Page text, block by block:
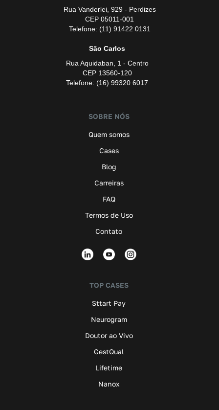
Rua Vanderlei, 929 - Perdizes
CEP 05011-001
Telefone: (11) 91422 0131
São Carlos
Rua Aquidaban, 1 - Centro
CEP 13560-120
Telefone: (16) 99320 6017
SOBRE NÓS
Quem somos
Cases
Blog
Carreiras
FAQ
Termos de Uso
Contato
TOP CASES
Sttart Pay
Neurogram
Doutor ao Vivo
GestQual
Lifetime
Nanox